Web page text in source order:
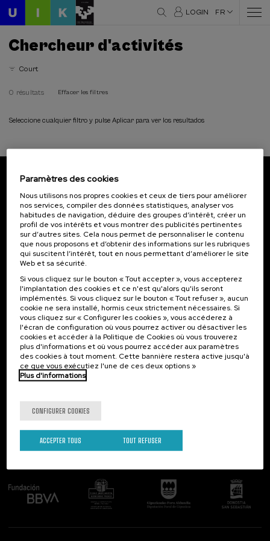
LOGIN FR
Chercheur d'activités
Court
0 résultats Effacer les filtres
Seleccione cualquier filtro y pulse Aplicar para ver los resultados
Inscrivez-vous pour être le premier à recevoir les
actualités de l'UIK.
S'abonner
Contact
Palacio Miramar
Paseo de Miraconcha, 48
20007 Donostia / San Sebastián
Gipuzkoa, Spain
Contactez-nous!
Intéressant...
Activités précédentes
Suivez-nous
Paramètres des cookies
Nous utilisons nos propres cookies et ceux de tiers pour améliorer
nos services, compiler des données statistiques, analyser vos
habitudes de navigation, déduire des groupes d’intérêt, créer un
profil de vos intérêts et vous montrer des publicités pertinentes
sur d’autres sites. Cela nous permet de personnaliser le contenu
que nous proposons et d’obtenir des informations sur les rubriques
qui suscitent l’intérêt, tout en nous permettant d’améliorer le site
Web et sa sécurité.
Si vous cliquez sur le bouton « Tout accepter », vous accepterez
l'implantation des cookies et ce n'est qu'alors qu'ils seront
implémentés. Si vous cliquez sur le bouton « Tout refuser », aucun
cookie ne sera installé, hormis ceux strictement nécessaires. Si
vous cliquez sur « Configurer les cookies », vous accéderez à
l'écran de configuration où vous pourrez activer ou désactiver les
cookies et accéder à la Politique de Cookies où vous trouverez
plus d'informations et où vous pourrez accéder aux paramètres
des cookies à tout moment. Cette bannière restera active jusqu'à
ce que vous exécutiez l'une de ces deux options »
Plus d'informations
CONFIGURER COOKIES
TOUT REFUSER
ACCEPTER TOUS